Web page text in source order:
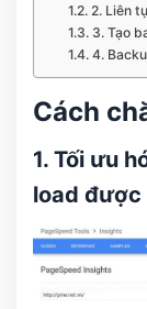
2. Liên
3. Tạo
4.
Cách
1. Tối ưu
load được